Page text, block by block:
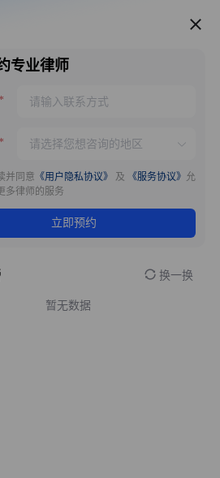
服务推荐
专业律师
并同意 《用户隐私协议》 及 《服务协议》 允
多律师的服务
立即预约
换一换
暂无数据